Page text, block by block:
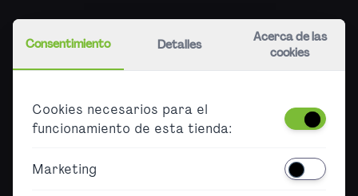
Consentimiento Detalles
Acerca de las
cookies
Cookies necesarios para el
funcionamiento de esta tienda:
Marketing
Quiénes somos
B2B
Barrierefreier Ticketkauf